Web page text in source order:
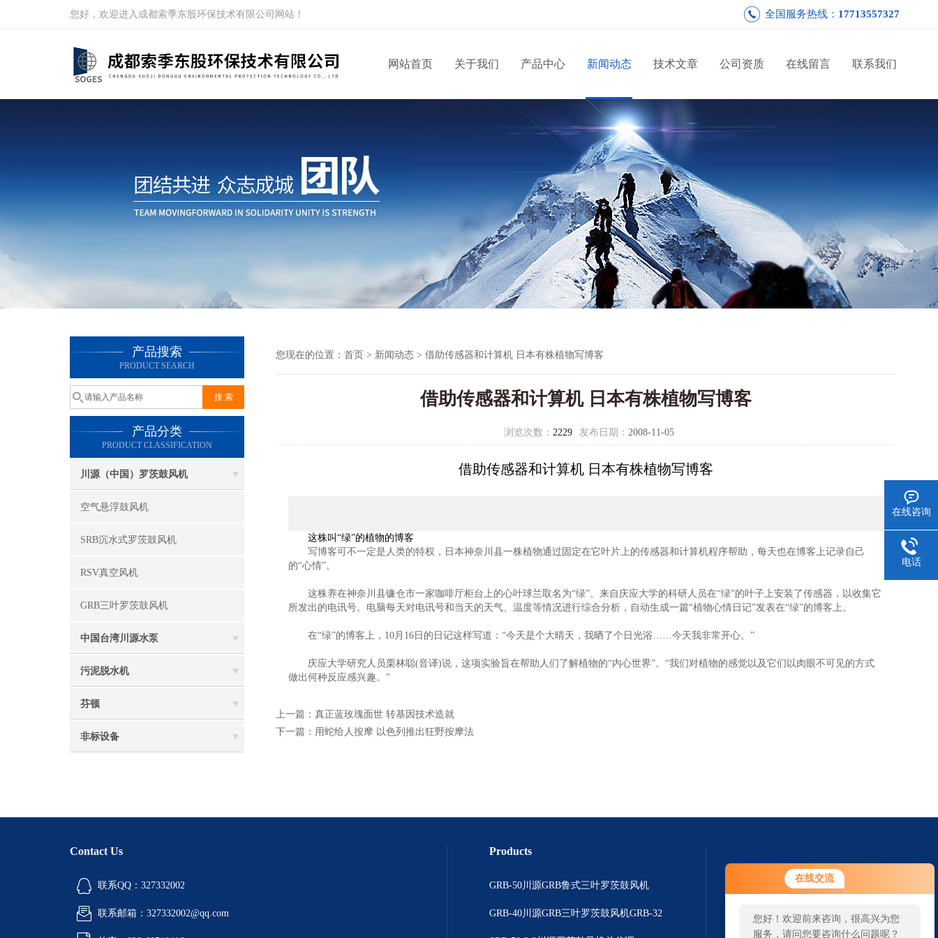
在线交流
您好！欢迎前来咨询，很高兴为您
服务，请问您要咨询什么问题呢？
您好，欢迎进入成都索季东股环保技术有限公司网站！ 全国服务热线： 17713557327
网站首页 关于我们 产品中心 新闻动态 技术文章 公司资质 在线留言 联系我们
产品搜索
PRODUCT SEARCH
产品分类
PRODUCT CLASSIFICATION
川源（中国）罗茨鼓风机
空气悬浮鼓风机
SRB沉水式罗茨鼓风机
RSV真空风机
GRB三叶罗茨鼓风机
中国台湾川源水泵
污泥脱水机
芬顿
非标设备
您现在的位置： 首页 > 新闻动态 > 借助传感器和计算机 日本有株植物写博客
借助传感器和计算机 日本有株植物写博客
浏览次数： 2229 发布日期： 2008-11-05
借助传感器和计算机 日本有株植物写博客
这株叫“绿”的植物的博客
写博客可不一定是人类的特权，日本神奈川县一株植物通过固定在它叶片上的传感器和计算机程序帮助，每天也在博客上记录自己
的“心情”。
这株养在神奈川县镰仓市一家咖啡厅柜台上的心叶球兰取名为“绿”。来自庆应大学的科研人员在“绿”的叶子上安装了传感器，以收集它
所发出的电讯号。电脑每天对电讯号和当天的天气、温度等情况进行综合分析，自动生成一篇“植物心情日记”发表在“绿”的博客上。
在“绿”的博客上，10月16日的日记这样写道：“今天是个大晴天，我晒了个日光浴……今天我非常开心。”
庆应大学研究人员栗林聪(音译)说，这项实验旨在帮助人们了解植物的“内心世界”。“我们对植物的感觉以及它们以肉眼不可见的方式
做出何种反应感兴趣。”
上一篇： 真正蓝玫瑰面世 转基因技术造就
下一篇： 用蛇给人按摩 以色列推出狂野按摩法
Contact Us
联系QQ：327332002
联系邮箱：327332002@qq.com
Products
GRB-50川源GRB鲁式三叶罗茨鼓风机
GRB-40川源GRB三叶罗茨鼓风机GRB-32
在线咨询
电话